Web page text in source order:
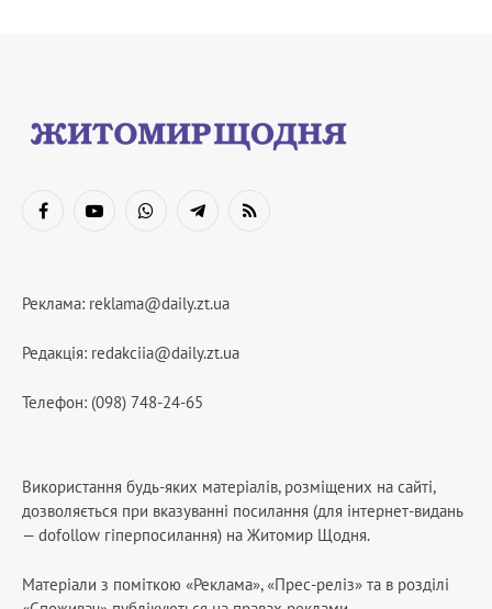
FacebookYouTubeWhatsAppTelegramRSS
Реклама: reklama@daily.zt.ua
Редакція: redakciia@daily.zt.ua
Телефон: (098) 748-24-65
Використання будь-яких матеріалів, розміщених на сайті,
дозволяється при вказуванні посилання (для інтернет-видань
— dofollow гіперпосилання) на Житомир Щодня.
Матеріали з поміткою «Реклама», «Прес-реліз» та в розділі